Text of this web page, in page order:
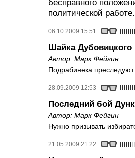
бесправного
политической работе.
06.10.2009 15:51
Шайка Дубовицкого
Автор: Марк Фейгин
Подрабинека
28.09.2009 12:53
Последний бой
Автор: Марк Фейгин
Нужно призывать
21.05.2009 21:22